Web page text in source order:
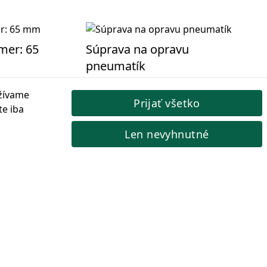
65
Súprava na opravu
pneumatík
ceruzky a guľôčkovej rašple.
Kód produktu: 595-4711
Cena s DPH: 99,43 €
iba
Prijať všetko
Len nevyhnutné